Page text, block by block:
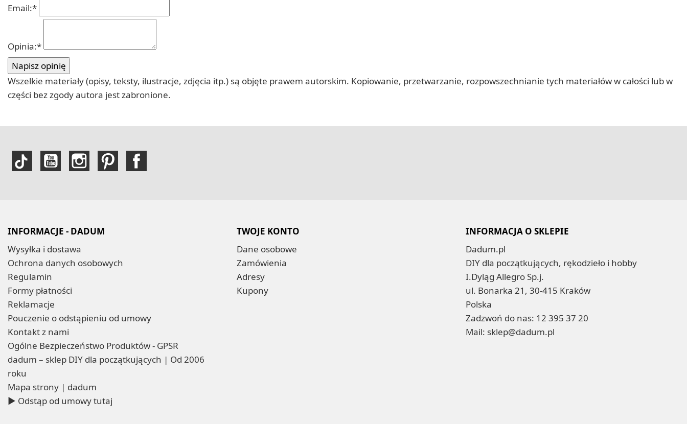
Email:*
Opinia:*
Wszelkie materiały (opisy, teksty, ilustracje, zdjęcia itp.) są objęte prawem autorskim. Kopiowanie, przetwarzanie, rozpowszechnianie tych materiałów w całości lub w
części bez zgody autora jest zabronione.
INFORMACJE - DADUM
Wysyłka i dostawa
Ochrona danych osobowych
Regulamin
Formy płatności
Reklamacje
Pouczenie o odstąpieniu od umowy
Kontakt z nami
Ogólne Bezpieczeństwo Produktów - GPSR
dadum – sklep DIY dla początkujących | Od 2006
roku
Mapa strony | dadum
▶ Odstąp od umowy tutaj
TWOJE KONTO
Dane osobowe
Zamówienia
Adresy
Kupony
INFORMACJA O SKLEPIE
Dadum.pl
DIY dla początkujących, rękodzieło i hobby
I.Dyląg Allegro Sp.j.
ul. Bonarka 21, 30-415 Kraków
Polska
Zadzwoń do nas: 12 395 37 20
Mail: sklep@dadum.pl